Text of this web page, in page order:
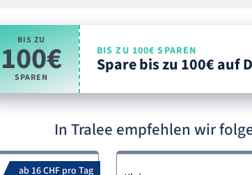
BIS ZU
100€
SPAREN
BIS ZU 100€ SPAREN
Spare bis zu 100€ auf
In Tralee empfehlen wir
ab 16 CHF pro Tag